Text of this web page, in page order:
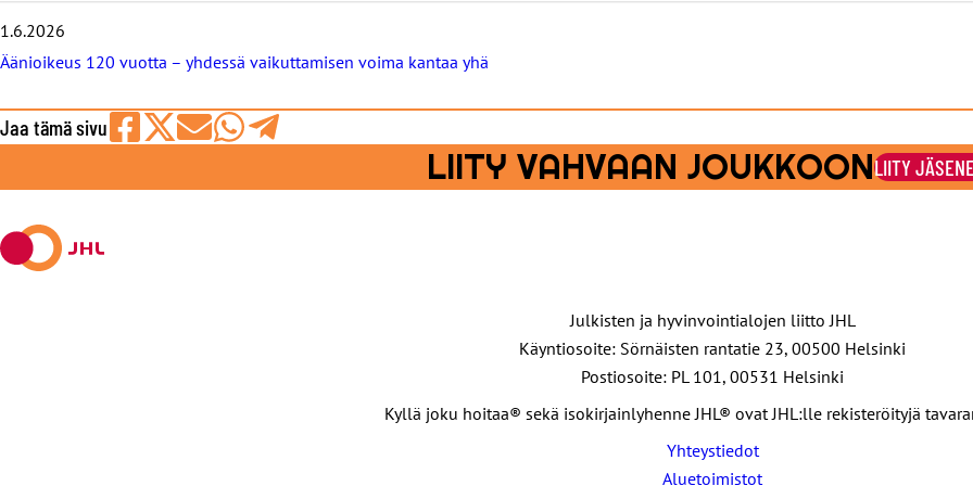
1.6.2026
Äänioikeus 120 vuotta – yhdessä vaikuttamisen voima kantaa yhä
Jaa tämä sivu
LIITY VAHVAAN JOUKKOONLIITY
Julkisten ja hyvinvointialojen liitto JHL
Käyntiosoite: Sörnäisten rantatie 23, 00500 Helsinki
Postiosoite: PL 101, 00531 Helsinki
Kyllä joku hoitaa® sekä isokirjainlyhenne JHL® ovat JHL:lle rekisteröityjä
Yhteystiedot
Aluetoimistot